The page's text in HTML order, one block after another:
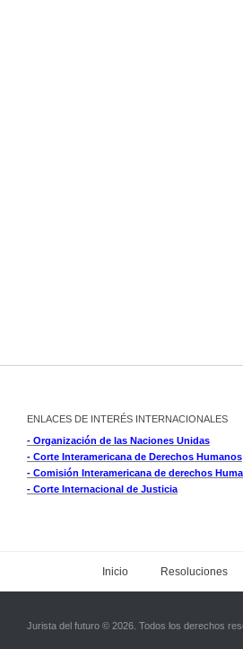
ENLACES DE INTERÉS INTERNACIONALES
- Organización de las Naciones Unidas
- Corte Interamericana de Derechos Humanos
- Comisión Interamericana de derechos
- Corte Internacional de Justicia
Inicio Resoluciones
Jurista del futuro © 2026. Todos los derechos